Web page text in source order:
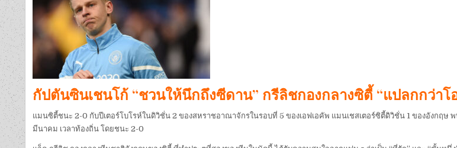
กัปตันซินเชนโก้ “ชวนให้นึกถึงซีดาน” กรีลิชกองกลางซิตี้ “แปลกกว่า
แมนซิตี้ชนะ 2-0 กับปีเตอร์โบโรห์ในดิวิชั่น 2 ของสหราชอาณาจักรในรอบที่ 5 ของเอฟเอคัพ แมนเชสเตอร์ซิตี้ดิวิชั่น 1 ของอังกฤษ
มีนาคม เวลาท้องถิ่น โดยชนะ 2-0